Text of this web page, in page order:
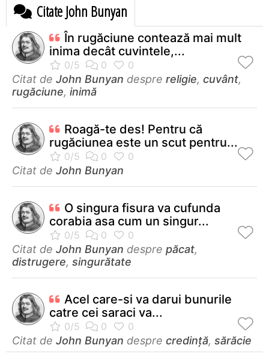
Citate John Bunyan
În rugăciune contează mai mult
inima decât cuvintele,...
Citat de John Bunyan despre religie, cuvânt,
rugăciune, inimă
Roagă-te des! Pentru că
rugăciunea este un scut pentru...
Citat de John Bunyan
O singura fisura va cufunda
corabia asa cum un singur...
Citat de John Bunyan despre păcat,
distrugere, singurătate
Acel care-si va darui bunurile
catre cei saraci va...
Citat de John Bunyan despre credință, sărăcie